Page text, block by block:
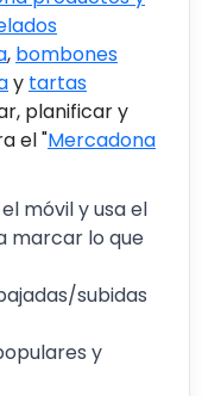
, bombones
y tartas
planificar y
el "Mercadona
móvil y usa el
marcar lo que
subidas
y